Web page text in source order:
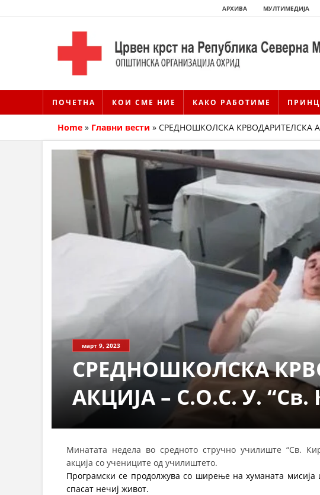
АРХИВА МУЛТИМЕДИЈА
ПОЧЕТНА КОИ СМЕ НИЕ КАКО РАБОТИМЕ
Home » Главни вести » СРЕДНОШКОЛСКА КРВОДАРИТЕЛСКА
март 9, 2023
СРЕДНОШКОЛСКА
АКЦИЈА – С.О.С. У.
Минатата недела во средното стручно училиште “Св.
акција со учениците од училиштето.
Програмски се продолжува со ширење на хуманата
спасат нечиј живот.